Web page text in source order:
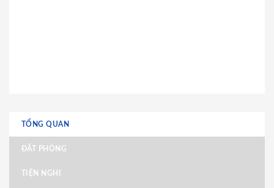
TỔNG QUAN
ĐẶT PHÒNG
TIỆN NGHI